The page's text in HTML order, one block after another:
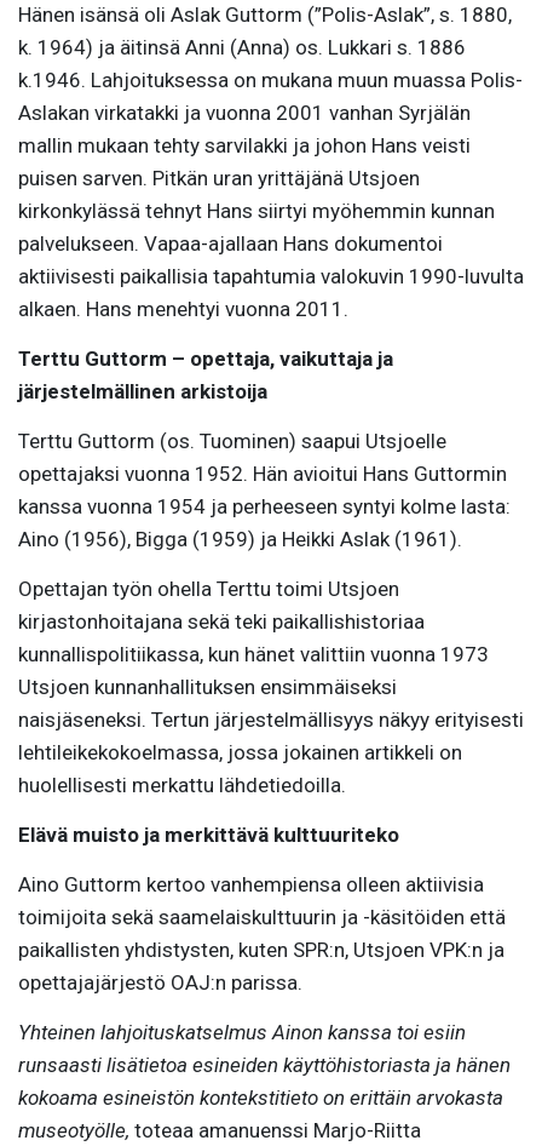
Hänen isänsä oli Aslak Guttorm (”Polis-Aslak”, s. 1880,
k. 1964) ja äitinsä Anni (Anna) os. Lukkari s. 1886
k.1946. Lahjoituksessa on mukana muun muassa Polis-
Aslakan virkatakki ja vuonna 2001 vanhan Syrjälän
mallin mukaan tehty sarvilakki ja johon Hans veisti
puisen sarven. Pitkän uran yrittäjänä Utsjoen
kirkonkylässä tehnyt Hans siirtyi myöhemmin kunnan
palvelukseen. Vapaa-ajallaan Hans dokumentoi
aktiivisesti paikallisia tapahtumia valokuvin 1990-luvulta
alkaen. Hans menehtyi vuonna 2011.
Terttu Guttorm – opettaja, vaikuttaja ja
järjestelmällinen arkistoija
Terttu Guttorm (os. Tuominen) saapui Utsjoelle
opettajaksi vuonna 1952. Hän avioitui Hans Guttormin
kanssa vuonna 1954 ja perheeseen syntyi kolme lasta:
Aino (1956), Bigga (1959) ja Heikki Aslak (1961).
Opettajan työn ohella Terttu toimi Utsjoen
kirjastonhoitajana sekä teki paikallishistoriaa
kunnallispolitiikassa, kun hänet valittiin vuonna 1973
Utsjoen kunnanhallituksen ensimmäiseksi
naisjäseneksi. Tertun järjestelmällisyys näkyy erityisesti
lehtileikekokoelmassa, jossa jokainen artikkeli on
huolellisesti merkattu lähdetiedoilla.
Elävä muisto ja merkittävä kulttuuriteko
Aino Guttorm kertoo vanhempiensa olleen aktiivisia
toimijoita sekä saamelaiskulttuurin ja -käsitöiden että
paikallisten yhdistysten, kuten SPR:n, Utsjoen VPK:n ja
opettajajärjestö OAJ:n parissa.
Yhteinen lahjoituskatselmus Ainon kanssa toi esiin
runsaasti lisätietoa esineiden käyttöhistoriasta ja hänen
kokoama esineistön kontekstitieto on erittäin arvokasta
museotyölle, toteaa amanuenssi Marjo-Riitta